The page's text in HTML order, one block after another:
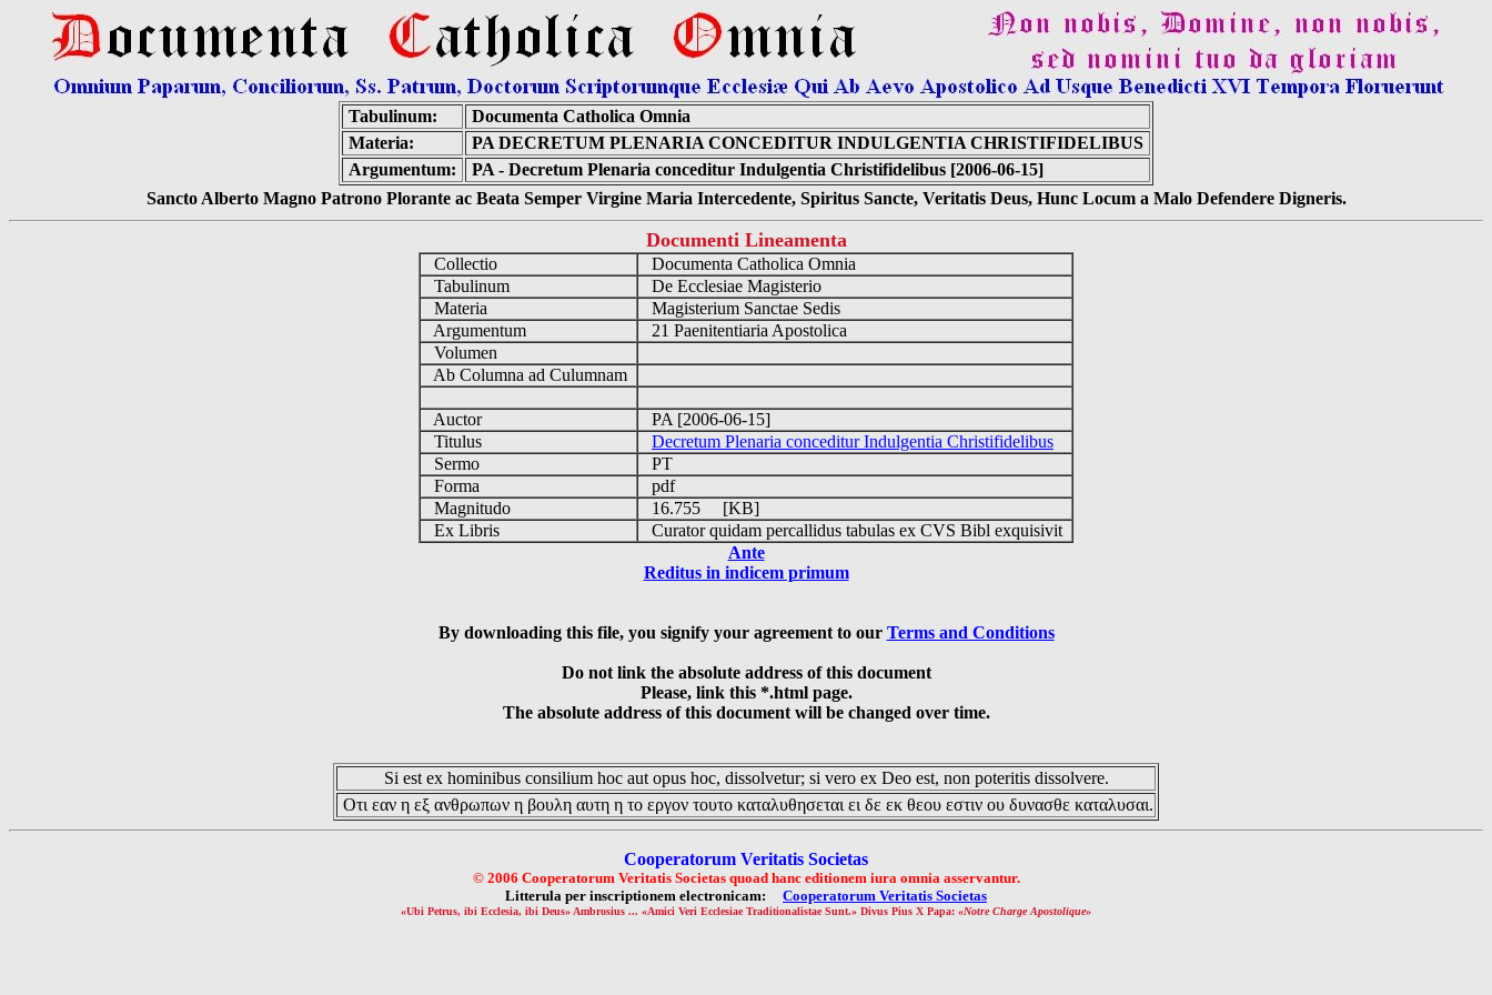
Tabulinum:
Documenta Catholica Omnia
Materia:
PA DECRETUM PLENARIA CONCEDITUR INDULGENTIA CHRISTIFIDELIBUS
Argumentum:
PA - Decretum Plenaria conceditur Indulgentia Christifidelibus [2006-06-15]
Sancto Alberto Magno Patrono Plorante ac Beata Semper Virgine Maria Intercedente, Spiritus Sancte, Veritatis Deus, Hunc Locum a Malo Defendere Digneris.
Documenti Lineamenta
Collectio
Documenta Catholica Omnia
Tabulinum
De Ecclesiae Magisterio
Materia
Magisterium Sanctae Sedis
Argumentum
21 Paenitentiaria Apostolica
Volumen
Ab Columna ad Culumnam
Auctor
PA [2006-06-15]
Titulus
Decretum Plenaria conceditur Indulgentia Christifidelibus
Sermo
PT
Forma
pdf
Magnitudo
16.755 [KB]
Ex Libris
Curator quidam percallidus tabulas ex CVS Bibl exquisivit
Ante
Reditus in indicem primum
By downloading this file, you signify your agreement to our Terms and Conditions
Do not link the absolute address of this document
Please, link this *.html page.
The absolute address of this document will be changed over time.
Si est ex hominibus consilium hoc aut opus hoc, dissolvetur; si vero ex Deo est, non poteritis dissolvere.
Οτι εαν η εξ ανθρωπων η βουλη αυτη η το εργον τουτο καταλυθησεται ει δε εκ θεου εστιν ου δυνασθε καταλυσαι.
Cooperatorum Veritatis Societas
© 2006 Cooperatorum Veritatis Societas quoad hanc editionem iura omnia asservantur.
Litterula per inscriptionem electronicam: Cooperatorum Veritatis Societas
«Ubi Petrus, ibi Ecclesia, ibi Deus» Ambrosius ... «Amici Veri Ecclesiae Traditionalistae Sunt.» Divus Pius X Papa: «Notre Charge Apostolique»